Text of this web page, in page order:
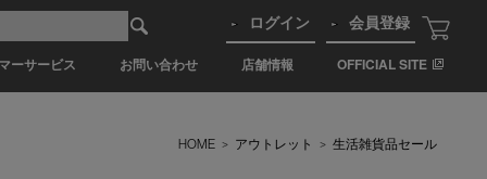
ーサービス お問い合わせ 店舗情報 OFFICIAL SITE
ログイン 会員登録
HOME > アウトレット > 生活雑貨品セール